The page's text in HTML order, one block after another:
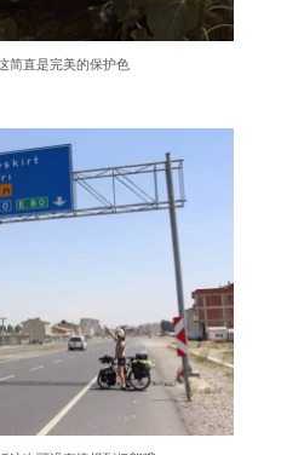
简直是完美的保护色